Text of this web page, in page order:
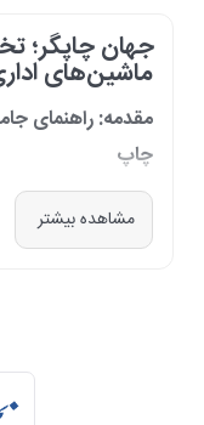
جهان چاپگر؛
ماشین‌های
مقدمه: راهنمای
چاپ
در دنیای پرشتاب امروز
فناوری‌های نوین
ما، ارائه راهکارهای
برای سازمان‌ها، شرکت‌ها
مشاهده بیشتر